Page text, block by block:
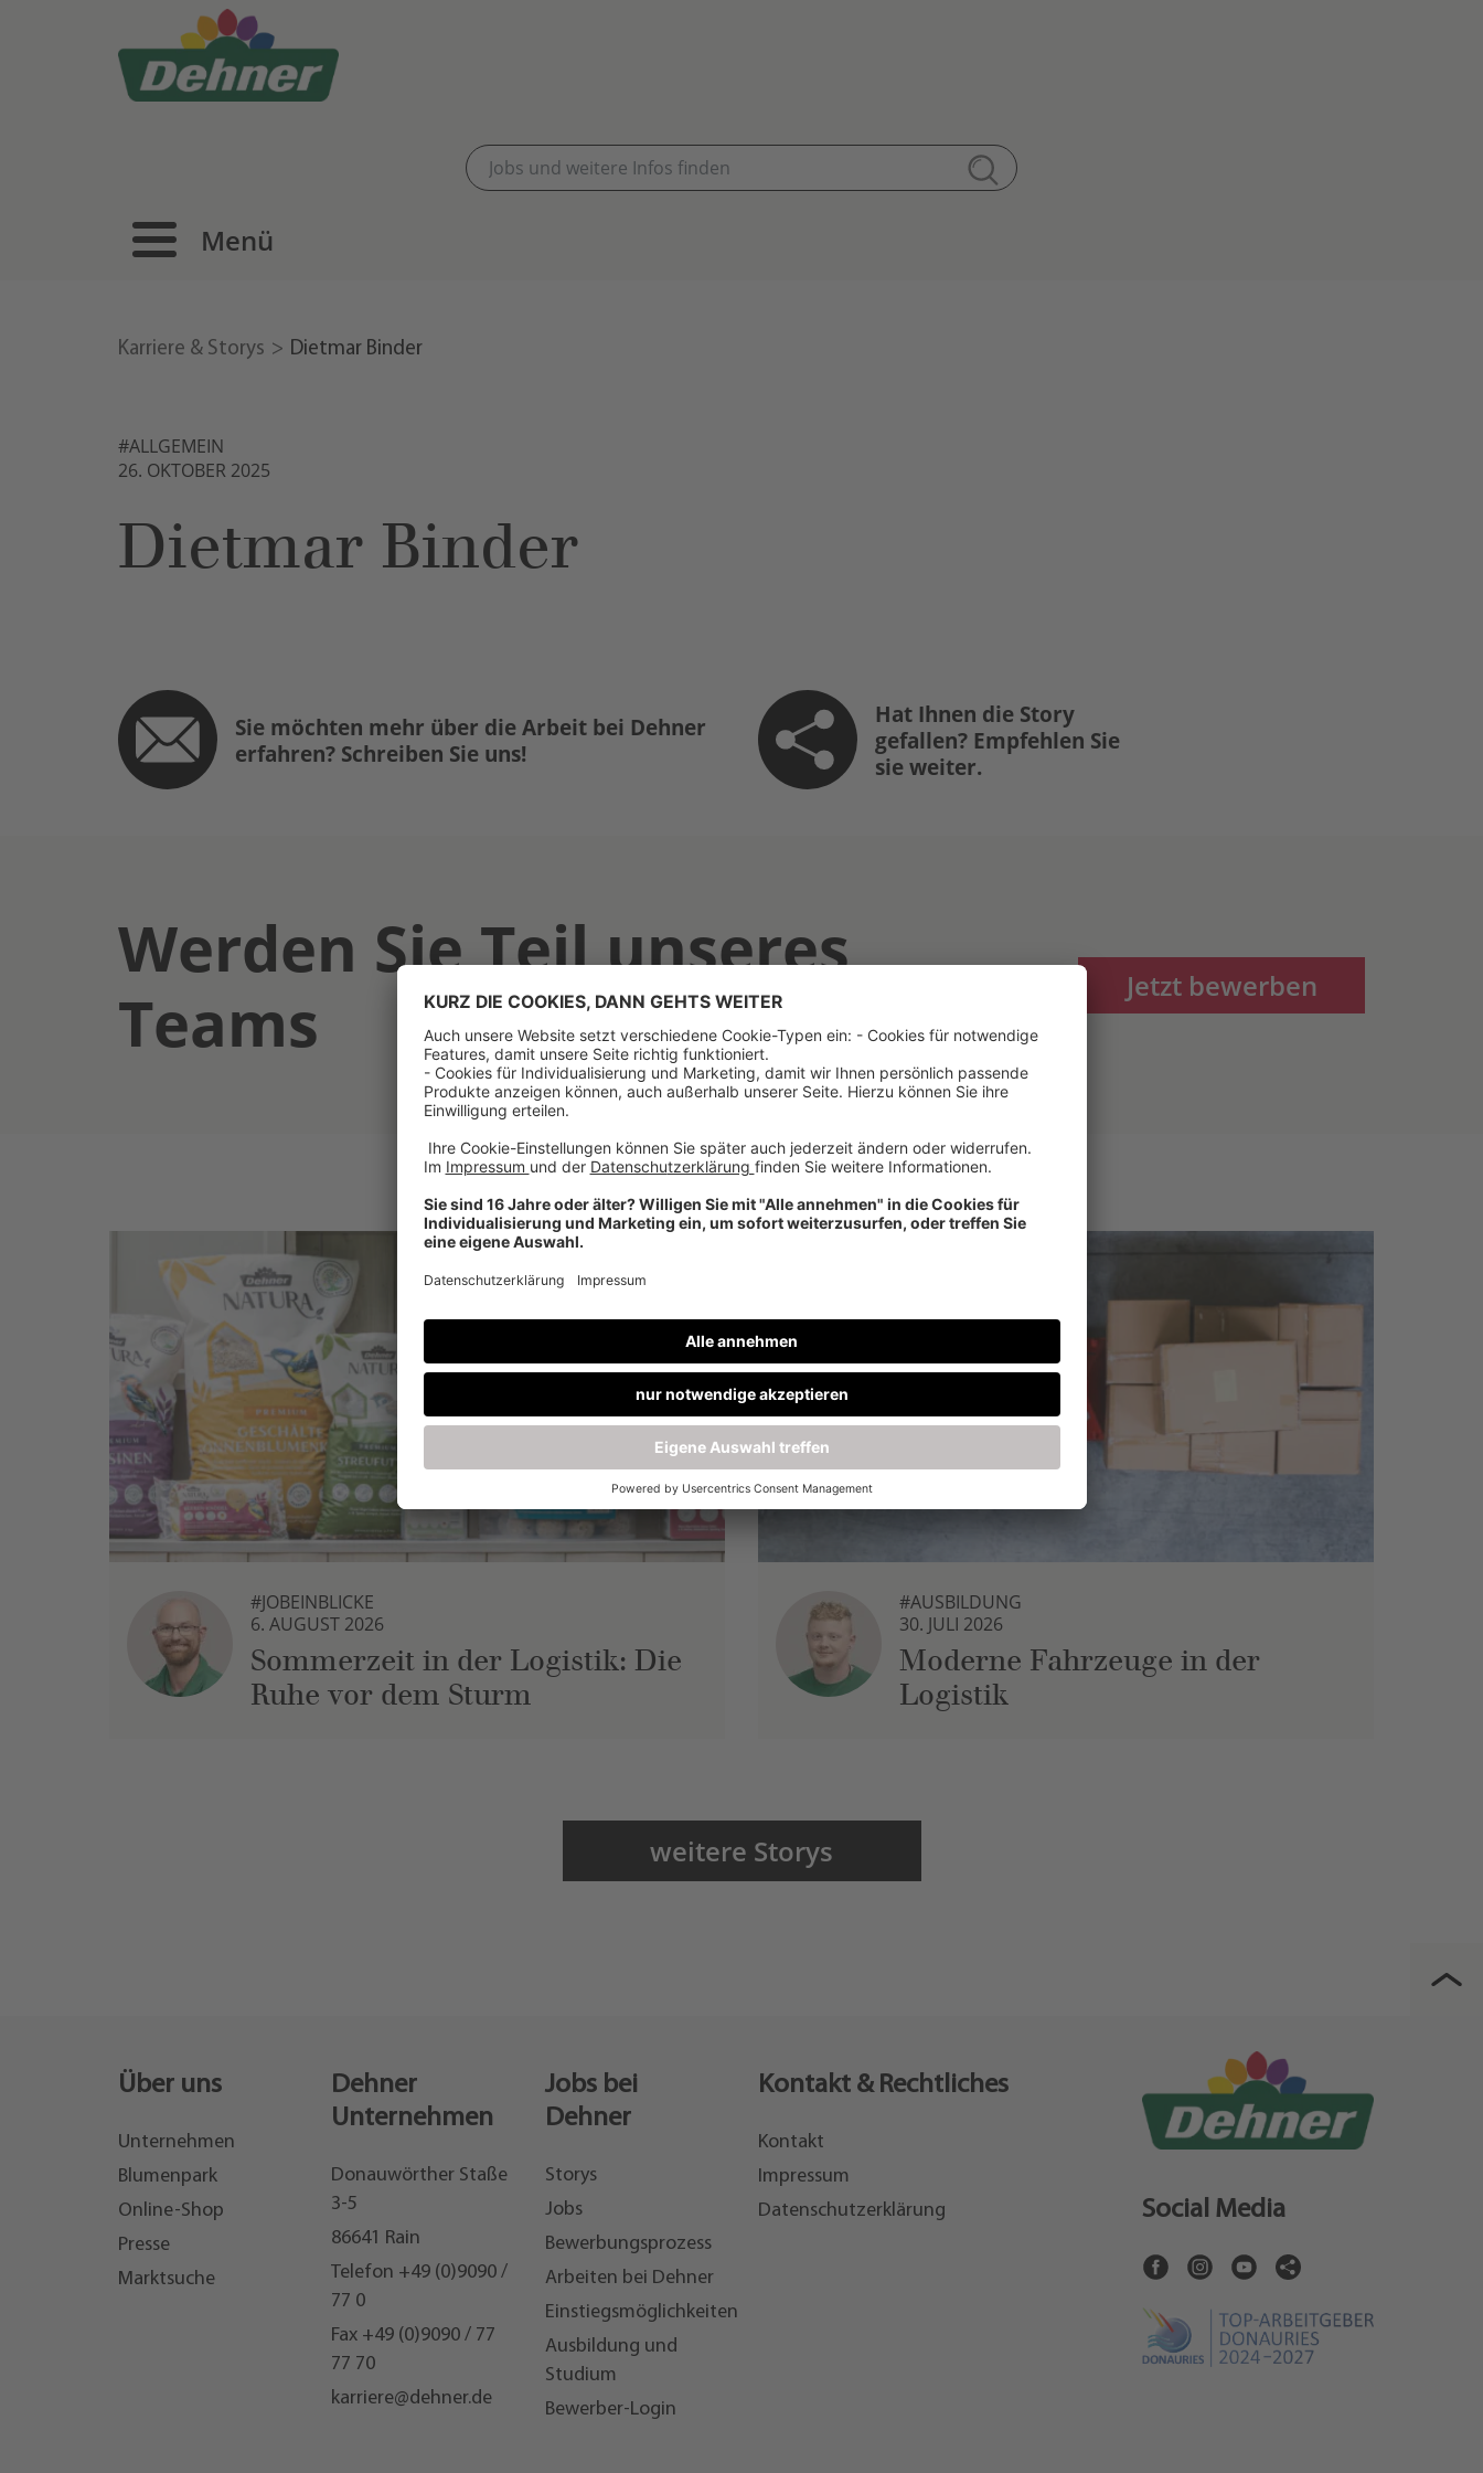
Menü
Karriere & Storys Dietmar Binder
#ALLGEMEIN
26. OKTOBER 2025
Dietmar Binder
Sie möchten mehr über die Arbeit bei Dehner
erfahren? Schreiben Sie uns!
Hat Ihnen die Story
gefallen? Empfehlen Sie
sie weiter.
Werden Sie Teil unseres
Teams
Jetzt bewerben
#JOBEINBLICKE
6. AUGUST 2026
Sommerzeit in der Logistik: Die
Ruhe vor dem Sturm
#AUSBILDUNG
30. JULI 2026
Moderne Fahrzeuge in der
Logistik
weitere Storys
Über uns
Unternehmen
Blumenpark
Online-Shop
Presse
Marktsuche
Dehner
Unternehmen
Donauwörther Staße
3-5
86641 Rain
Telefon +49 (0)9090 /
77 0
Fax +49 (0)9090 / 77
77 70
karriere@dehner.de
Jobs bei
Dehner
Storys
Jobs
Bewerbungsprozess
Arbeiten bei Dehner
Einstiegsmöglichkeiten
Ausbildung und
Studium
Bewerber-Login
Kontakt & Rechtliches
Kontakt
Impressum
Datenschutzerklärung
Social Media